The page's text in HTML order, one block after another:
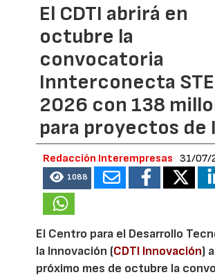
El CDTI abrirá en
octubre la
convocatoria
Innterconecta
2026 con 138
para proyectos de
Redacción Interempresas 31/07/
1088
El Centro para el Desarrollo
la Innovación (CDTI Innovación)
próximo mes de octubre la